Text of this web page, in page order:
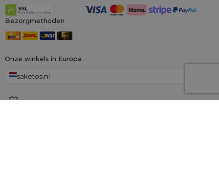
Onze winkels in Europa
saketos.nl
Bezorgmethoden